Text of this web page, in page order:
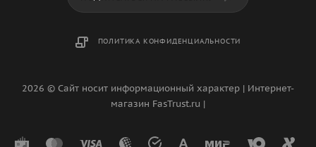
ПОЛИТИКА КОНФИДЕНЦИАЛЬНОСТИ
2026 © Сайт носит информационный характер | Интернет-
магазин FasTrust.ru |